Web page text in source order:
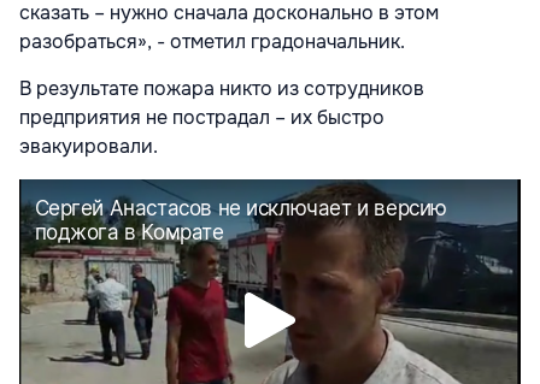
сказать – нужно сначала досконально в этом
разобраться», - отметил градоначальник.
В результате пожара никто из сотрудников
предприятия не пострадал – их быстро
эвакуировали.